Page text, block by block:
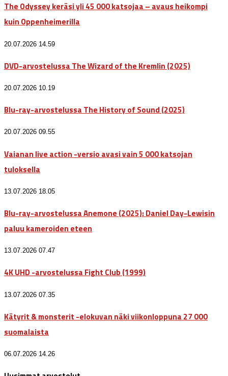
The Odyssey keräsi yli 45 000 katsojaa – avaus heikompi
kuin Oppenheimerilla
20.07.2026 14.59
DVD-arvostelussa The Wizard of the Kremlin (2025)
20.07.2026 10.19
Blu-ray-arvostelussa The History of Sound (2025)
20.07.2026 09.55
Vaianan live action -versio avasi vain 5 000 katsojan
tuloksella
13.07.2026 18.05
Blu-ray-arvostelussa Anemone (2025): Daniel Day-Lewisin
paluu kameroiden eteen
13.07.2026 07.47
4K UHD -arvostelussa Fight Club (1999)
13.07.2026 07.35
Kätyrit & monsterit -elokuvan näki viikonloppuna 27 000
suomalaista
06.07.2026 14.26